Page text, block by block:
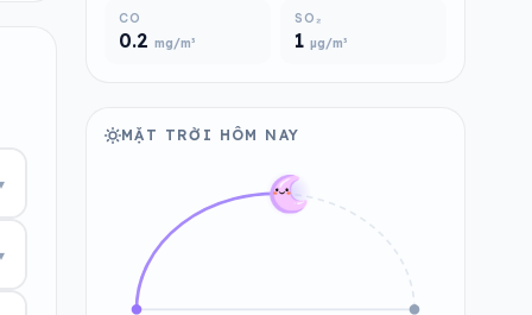
CO
0.2 mg/m³
SO₂
1 µg/m³
MẶT TRỜI HÔM NAY